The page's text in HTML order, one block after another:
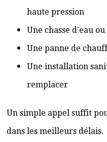
haute pression
Une chasse d’eau
Une panne de
Une installation
remplacer
Un simple appel suffit
dans les meilleurs délais.